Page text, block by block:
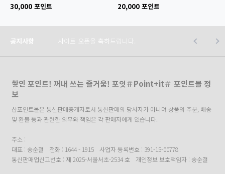
30,000 포인트
20,000 포인트
공지사항 사이트 오픈을 축하드립니다.
쌓인 포인트! 꺼내 쓰는 즐거움! 포잇＃Point+it＃ 포인트몰 정
보
샵포인트몰은 통신판매중개자로서 통신판매의 당사자가 아니며 상품의 주문, 배송
및 환불 등과 관련한 의무와 책임은 각 판매자에게 있습니다.
주소 :
대표 : 송순철
전화 : 1644 - 1915
사업자 등록번호 : 391-15-00778
통신판매업신고번호 : 제 2025-서울서초-2534 호
개인정보 보호책임자 : 송순철